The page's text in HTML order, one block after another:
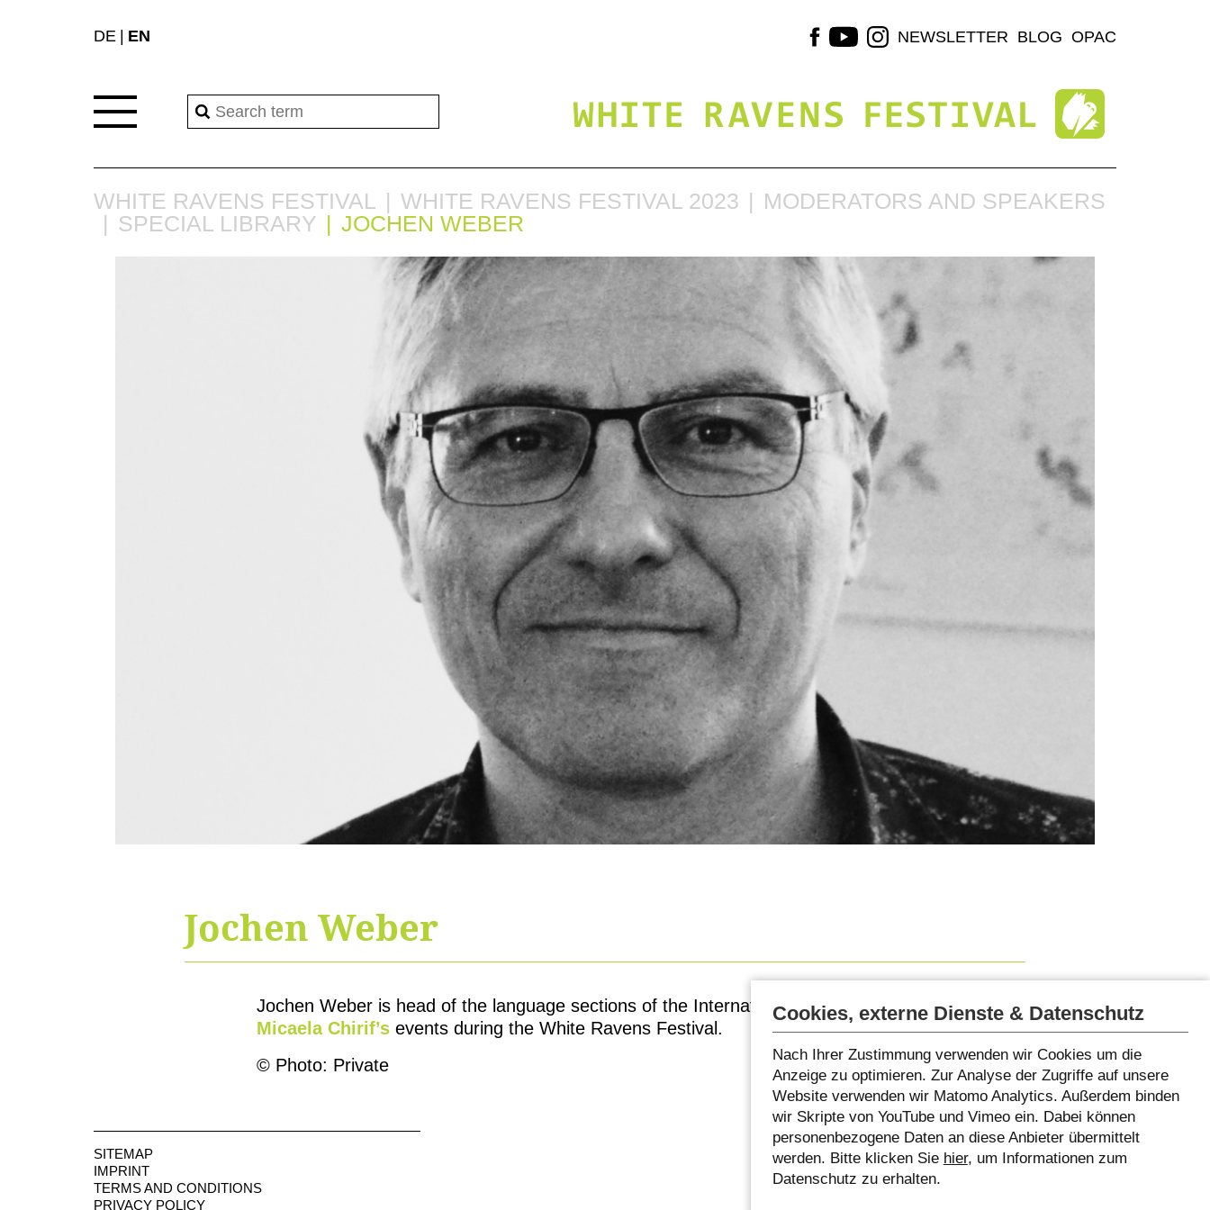
DE EN NEWSLETTER BLOG OPAC
WHITE RAVENS FESTIVAL WHITE RAVENS FESTIVAL 2023
MODERATORS AND SPEAKERS
SPECIAL LIBRARY
JOCHEN WEBER
Jochen Weber
Jochen Weber is head of the language sections of the International Youth Library and hosts
Micaela Chirif’s events during the White Ravens Festival.
© Photo: Private
SITEMAP
IMPRINT
TERMS AND CONDITIONS
PRIVACY POLICY
Cookies, externe Dienste & Datenschutz
Nach Ihrer Zustimmung verwenden wir Cookies um die
Anzeige zu optimieren. Zur Analyse der Zugriffe auf unsere
Website verwenden wir Matomo Analytics. Außerdem binden
wir Skripte von YouTube und Vimeo ein. Dabei können
personenbezogene Daten an diese Anbieter übermittelt
werden. Bitte klicken Sie hier, um Informationen zum
Datenschutz zu erhalten.